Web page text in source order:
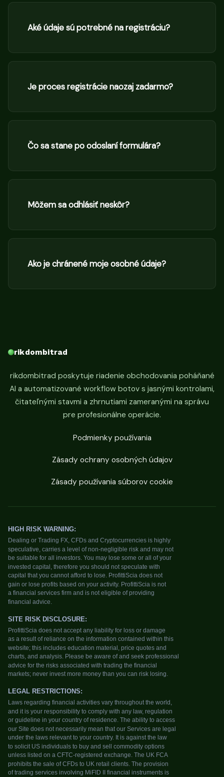
Aké údaje sú potrebné na registráciu?
Je proces registrácie naozaj zadarmo?
Čo sa stane po odoslaní formulára?
Môžem sa odhlásiť neskôr?
Ako je chránené moje osobné údaje?
rikdombitrad
rikdombitrad poskytuje riadenie obchodovania poháňané
AI a automatizované workflow botov s jasnými kontrolami,
čitateľnými stavmi a zhrnutiami zameranými na správu
pre profesionálne operácie.
Podmienky používania
Zásady ochrany osobných údajov
Zásady používania súborov cookie